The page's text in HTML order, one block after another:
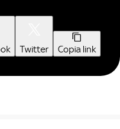
Twitter Copia link